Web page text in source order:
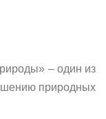
– один из
природных